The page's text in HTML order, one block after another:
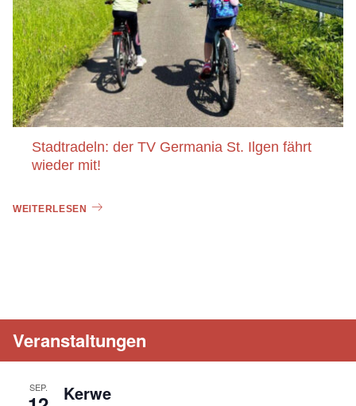
Stadtradeln: der TV Germania St. Ilgen fährt
wieder mit!
WEITERLESEN
Veranstaltungen
SEP. Kerwe